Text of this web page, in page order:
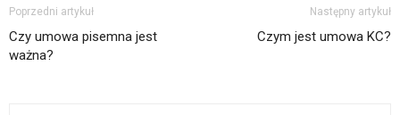
Poprzedni artykuł
Czy umowa pisemna jest
ważna?
Następny artykuł
Czym jest umowa KC?